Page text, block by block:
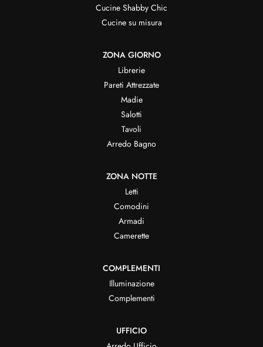
Cucine Shabby Chic
Cucine su misura
ZONA GIORNO
Librerie
Pareti Attrezzate
Madie
Salotti
Tavoli
Arredo Bagno
ZONA NOTTE
Letti
Comodini
Armadi
Camerette
COMPLEMENTI
Illuminazione
Complementi
UFFICIO